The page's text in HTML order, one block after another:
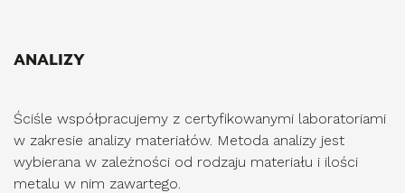
ANALIZY
Ściśle współpracujemy z certyfikowanymi laboratoriami
w zakresie analizy materiałów. Metoda analizy jest
wybierana w zależności od rodzaju materiału i ilości
metalu w nim zawartego.